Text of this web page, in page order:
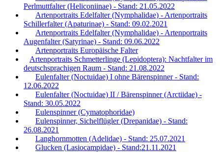
Perlmuttfalter (Heliconiinae) - Stand: 21.05.2022
Artenportraits Edelfalter (Nymphalidae) - Artenportraits
Schillerfalter (Apaturinae) - Stand: 09.02.2021
Artenportraits Edelfalter (Nymphalidae) - Artenportraits
Augenfalter (Satyrinae) - Stand: 09.06.2022
Artenportraits Europäische Falter
Artenportraits Schmetterlinge (Lepidoptera): Nachtfalter im
deutschsprachigen Raum - Stand: 21.08.2022
Eulenfalter (Noctuidae) I ohne Bärenspinner - Stand:
12.06.2022
Eulenfalter (Noctuidae) II / Bärenspinner (Arctiidae) -
Stand: 30.05.2022
Eulenspinner (Cymatophoridae)
Eulenspinner, Sichelflügler (Drepanidae) - Stand:
26.08.2021
Langhornmotten (Adelidae) - Stand: 25.07.2021
Glucken (Lasiocampidae) - Stand:21.11.2021